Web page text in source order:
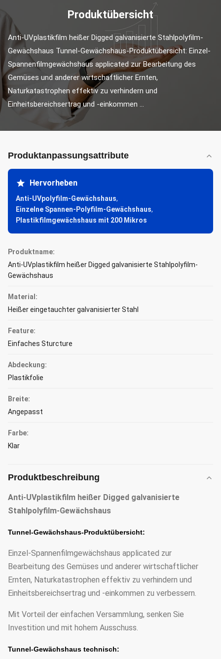
Produktübersicht
Anti-UVplastikfilm heißer Digged galvanisierte Stahlpolyfilm-
Gewächshaus Tunnel-Gewächshaus-Produktübersicht: Einzel-
Spannenfilmgewächshaus applicated zur Bearbeitung des
Gemüses und anderer wirtschaftlicher Ernten,
Naturkatastrophen effektiv zu verhindern und
Einheitsbereichsertrag und -einkommen ...
Produktanpassungsattribute
Hervorheben
Anti-UVpolyfilm-Gewächshaus,
Einzelne Spannen-Polyfilm-Gewächshaus,
Plastikfilmgewächshaus mit 200 Mikros
Produktname:
Anti-UVplastikfilm heißer Digged galvanisierte Stahlpolyfilm-
Gewächshaus
Material:
Heißer eingetauchter galvanisierter Stahl
Feature:
Einfaches Sturcture
Abdeckung:
Plastikfolie
Breite:
Angepasst
Farbe:
Klar
Produktbeschreibung
Anti-UVplastikfilm heißer Digged galvanisierte
Stahlpolyfilm-Gewächshaus
Tunnel-Gewächshaus-Produktübersicht:
Einzel-Spannenfilmgewächshaus applicated zur
Bearbeitung des Gemüses und anderer wirtschaftlicher
Ernten, Naturkatastrophen effektiv zu verhindern und
Einheitsbereichsertrag und -einkommen zu verbessern.
Mit Vorteil der einfachen Versammlung, senken Sie
Investition und mit hohem Ausschuss.
Tunnel-Gewächshaus technisch: